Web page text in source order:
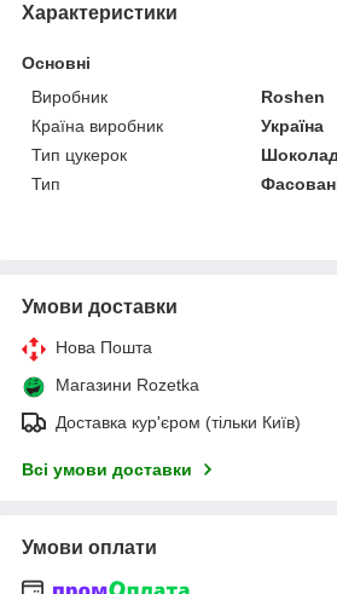
Характеристики
Основні
Виробник
Roshen
Країна виробник
Україна
Тип цукерок
Тип
Умови доставки
Нова Пошта
Магазини Rozetka
Доставка кур'єром (тільки Київ)
Всі умови доставки
Умови оплати